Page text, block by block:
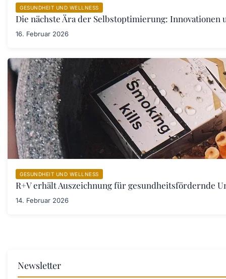
GESUNDHEIT UND WELLNESS
Die nächste Ära der Selbstoptimierung:
16. Februar 2026
GESUNDHEIT UND WELLNESS
R+V erhält Auszeichnung für gesundheitsfördernde
14. Februar 2026
Newsletter